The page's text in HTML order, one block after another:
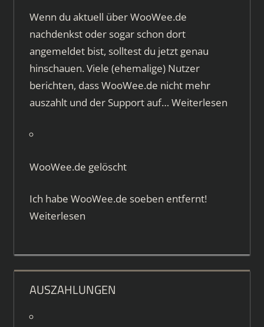
Wenn du aktuell über WooWee.de
nachdenkst oder sogar schon dort
angemeldet bist, solltest du jetzt genau
hinschauen. Viele (ehemalige) Nutzer
berichten, dass WooWee.de nicht mehr
auszahlt und der Support auf… Weiterlesen
WooWee.de gelöscht
Ich habe WooWee.de soeben entfernt!
Weiterlesen
AUSZAHLUNGEN